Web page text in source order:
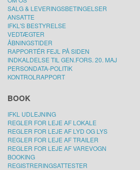
SALG & LEVERINGSBETINGELSER
ANSATTE
IFKL'S BESTYRELSE
VEDTÆGTER
ÅBNINGSTIDER
RAPPORTÉR FEJL PÅ SIDEN
INDKALDELSE TIL GEN.FORS. 20. MAJ
PERSONDATA-POLITIK
KONTROLRAPPORT
BOOK
IFKL UDLEJNING
REGLER FOR LEJE AF LOKALE
REGLER FOR LEJE AF LYD OG LYS
REGLER FOR LEJE AF TRAILER
REGLER FOR LEJE AF VAREVOGN
BOOKING
REGISTRERINGSATTESTER